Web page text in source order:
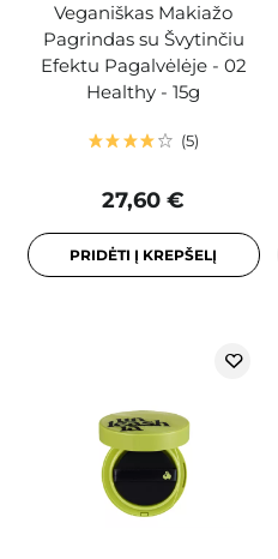
Veganiškas Makiažo
Pagrindas su Švytinčiu
Efektu Pagalvėlėje - 02
Healthy - 15g
5
27,60 €
PRIDĖTI Į KREPŠELĮ